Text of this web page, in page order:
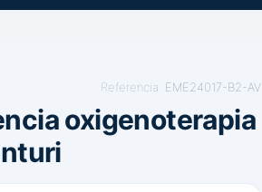
Referencia: EME24017-B2-AV
oxigenoterapia